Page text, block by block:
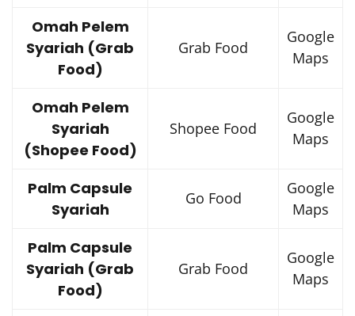
Omah Pelem
Syariah (Grab
Food)
Grab Food
Google
Maps
Omah Pelem
Syariah
(Shopee Food)
Shopee Food
Google
Maps
Palm Capsule
Syariah
Go Food
Google
Maps
Palm Capsule
Syariah (Grab
Food)
Grab Food
Google
Maps